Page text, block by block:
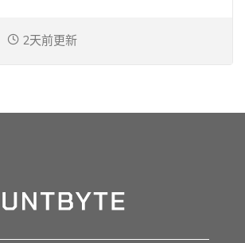
2天前更新